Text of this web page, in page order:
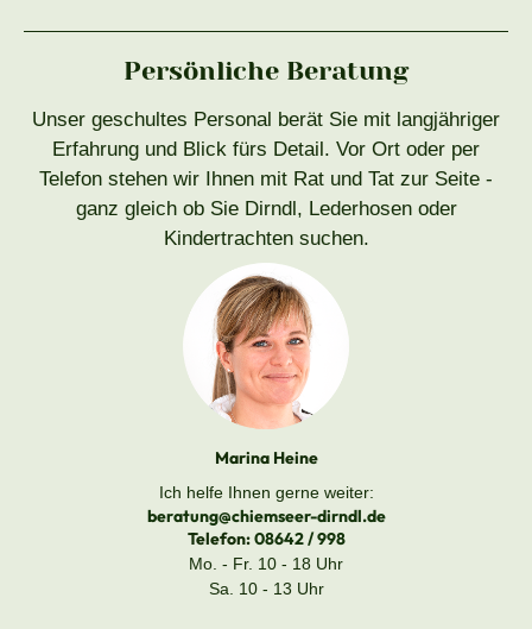
Persönliche Beratung
Unser geschultes Personal berät Sie mit langjähriger
Erfahrung und Blick fürs Detail. Vor Ort oder per
Telefon stehen wir Ihnen mit Rat und Tat zur Seite -
ganz gleich ob Sie Dirndl, Lederhosen oder
Kindertrachten suchen.
Marina Heine
Ich helfe Ihnen gerne weiter:
beratung@chiemseer-dirndl.de
Telefon:08642 / 998
Mo. - Fr. 10 - 18 Uhr
Sa. 10 - 13 Uhr